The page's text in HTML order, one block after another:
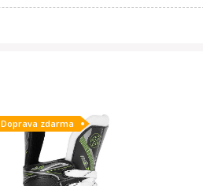
Doprava zdarma